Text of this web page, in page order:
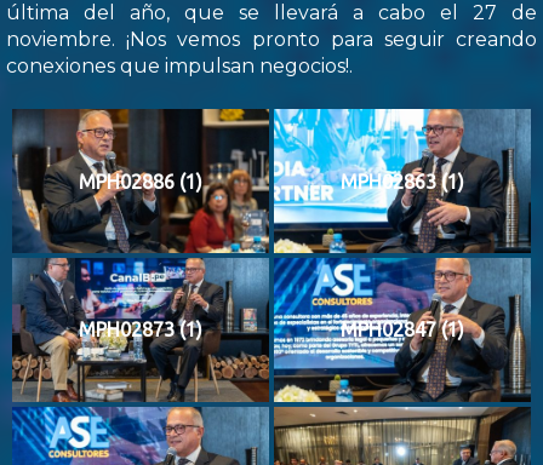
última del año, que se llevará a cabo el 27 de
noviembre. ¡Nos vemos pronto para seguir creando
conexiones que impulsan negocios!.
MPH02886 (1) MPH02863 (1)
MPH02873 (1) MPH02847 (1)